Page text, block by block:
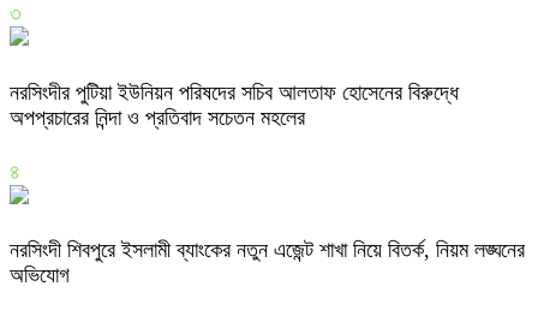
৩
নরসিংদীর পুটিয়া ইউনিয়ন পরিষদের সচিব আলতাফ হোসেনের বিরুদ্ধে
অপপ্রচারের নিন্দা ও প্রতিবাদ সচেতন মহলের
৪
নরসিংদী শিবপুরে ইসলামী ব্যাংকের নতুন এজেন্ট শাখা নিয়ে বিতর্ক, নিয়ম লঙ্ঘনের
অভিযোগ